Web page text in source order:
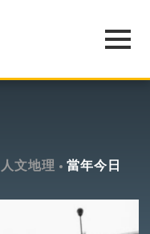
人文地理 當年今日